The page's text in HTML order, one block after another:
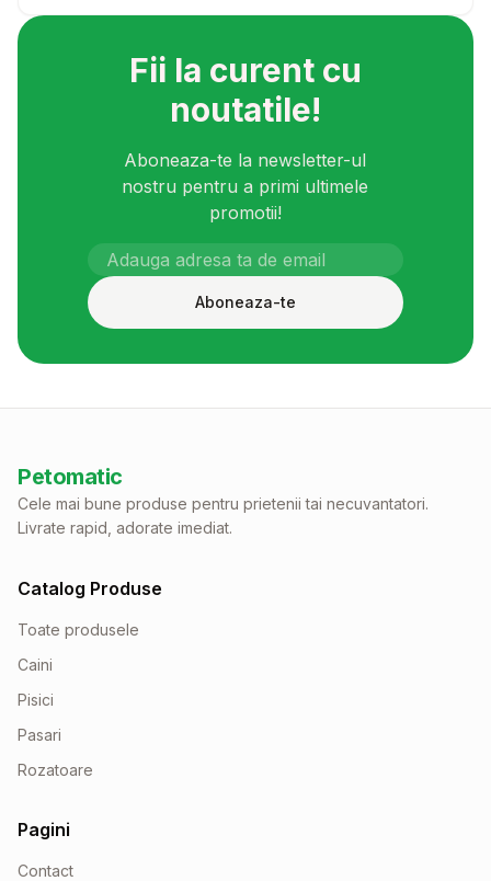
Fii la curent cu
noutatile!
Aboneaza-te la newsletter-ul
nostru pentru a primi ultimele
promotii!
Aboneaza-te
Petomatic
Cele mai bune produse pentru prietenii tai necuvantatori.
Livrate rapid, adorate imediat.
Catalog Produse
Toate produsele
Caini
Pisici
Pasari
Rozatoare
Pagini
Contact